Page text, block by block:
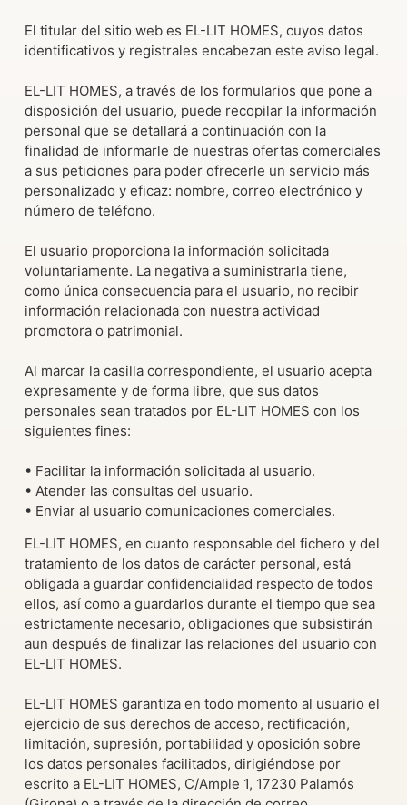
El titular del sitio web es EL-LIT HOMES, cuyos datos
identificativos y registrales encabezan este aviso legal.
EL-LIT HOMES, a través de los formularios que pone a
disposición del usuario, puede recopilar la información
personal que se detallará a continuación con la
finalidad de informarle de nuestras ofertas comerciales
a sus peticiones para poder ofrecerle un servicio más
personalizado y eficaz: nombre, correo electrónico y
número de teléfono.
El usuario proporciona la información solicitada
voluntariamente. La negativa a suministrarla tiene,
como única consecuencia para el usuario, no recibir
información relacionada con nuestra actividad
promotora o patrimonial.
Al marcar la casilla correspondiente, el usuario acepta
expresamente y de forma libre, que sus datos
personales sean tratados por EL-LIT HOMES con los
siguientes fines:
• Facilitar la información solicitada al usuario.
• Atender las consultas del usuario.
• Enviar al usuario comunicaciones comerciales.
EL-LIT HOMES, en cuanto responsable del fichero y del
tratamiento de los datos de carácter personal, está
obligada a guardar confidencialidad respecto de todos
ellos, así como a guardarlos durante el tiempo que sea
estrictamente necesario, obligaciones que subsistirán
aun después de finalizar las relaciones del usuario con
EL-LIT HOMES.
EL-LIT HOMES garantiza en todo momento al usuario el
ejercicio de sus derechos de acceso, rectificación,
limitación, supresión, portabilidad y oposición sobre
los datos personales facilitados, dirigiéndose por
escrito a EL-LIT HOMES, C/Ample 1, 17230 Palamós